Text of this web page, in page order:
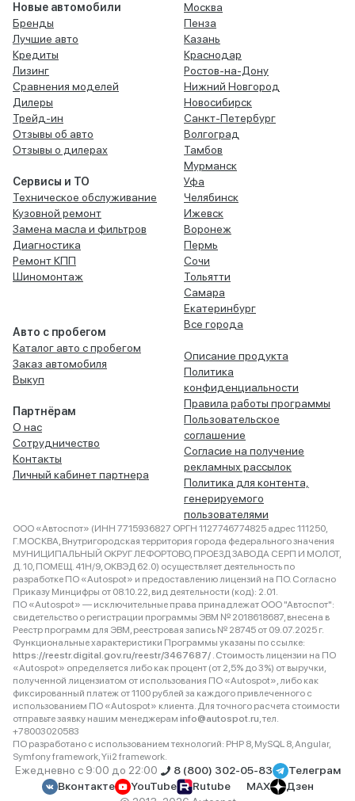
Новые автомобили
Бренды
Лучшие авто
Кредиты
Лизинг
Сравнения моделей
Дилеры
Трейд-ин
Отзывы об авто
Отзывы о дилерах
Сервисы и ТО
Техническое обслуживание
Кузовной ремонт
Замена масла и фильтров
Диагностика
Ремонт КПП
Шиномонтаж
Авто с пробегом
Каталог авто с пробегом
Заказ автомобиля
Выкуп
Партнёрам
О нас
Сотрудничество
Контакты
Личный кабинет партнера
Москва
Пенза
Казань
Краснодар
Ростов-на-Дону
Нижний Новгород
Новосибирск
Санкт-Петербург
Волгоград
Тамбов
Мурманск
Уфа
Челябинск
Ижевск
Воронеж
Пермь
Сочи
Тольятти
Самара
Екатеринбург
Все города
Описание продукта
Политика
конфиденциальности
Правила работы программы
Пользовательское
соглашение
Согласие на получение
рекламных рассылок
Политика для контента,
генерируемого
пользователями
ООО «Автоспот» (ИНН 7715936827 ОРГН 1127746774825 адрес 111250,
Г.МОСКВА, Внутригородская территория города федерального значения
МУНИЦИПАЛЬНЫЙ ОКРУГ ЛЕФОРТОВО, ПРОЕЗД ЗАВОДА СЕРП И МОЛОТ,
Д. 10, ПОМЕЩ. 41Н/9, ОКВЭД 62.0) осуществляет деятельность по
разработке ПО «Autospot» и предоставлению лицензий на ПО. Согласно
Приказу Минцифры от 08.10.22, вид деятельности (код): 2.01.
ПО «Autospot» — исключительные права принадлежат ООО "Автоспот":
свидетельство о регистрации программы ЭВМ № 2018618687, внесена в
Реестр программ для ЭВМ, реестровая запись № 28745 от 09.07.2025 г.
Функциональные характеристики Программы указаны по ссылке:
https://reestr.digital.gov.ru/reestr/3467687/ . Стоимость лицензии на ПО
«Autospot» определяется либо как процент (от 2,5% до 3%) от выручки,
полученной лицензиатом от использования ПО «Autospot», либо как
фиксированный платеж от 1100 рублей за каждого привлеченного с
использованием ПО «Autospot» клиента. Для точного расчета стоимости
отправьте заявку нашим менеджерам info@autospot.ru, тел.
+78003020583
ПО разработано с использованием технологий: PHP 8, MySQL 8, Angular,
Symfony framework, Yii2 framework.
Ежедневно с 9:00 до 22:00 8 (800) 302-05-83
Телеграм
Вконтакте
YouTube Rutube MAX
Дзен